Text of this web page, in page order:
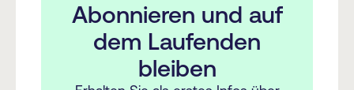
Abonnieren und auf
dem Laufenden
bleiben